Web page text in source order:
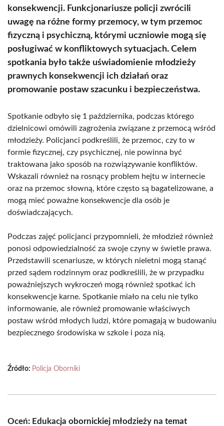
konsekwencji. Funkcjonariusze policji zwrócili
uwagę na różne formy przemocy, w tym przemoc
fizyczną i psychiczną, którymi uczniowie mogą się
posługiwać w konfliktowych sytuacjach. Celem
spotkania było także uświadomienie młodzieży
prawnych konsekwencji ich działań oraz
promowanie postaw szacunku i bezpieczeństwa.
Spotkanie odbyło się 1 października, podczas którego
dzielnicowi omówili zagrożenia związane z przemocą wśród
młodzieży. Policjanci podkreślili, że przemoc, czy to w
formie fizycznej, czy psychicznej, nie powinna być
traktowana jako sposób na rozwiązywanie konfliktów.
Wskazali również na rosnący problem hejtu w internecie
oraz na przemoc słowną, które często są bagatelizowane, a
mogą mieć poważne konsekwencje dla osób je
doświadczających.
Podczas zajęć policjanci przypomnieli, że młodzież również
ponosi odpowiedzialność za swoje czyny w świetle prawa.
Przedstawili scenariusze, w których nieletni mogą stanąć
przed sądem rodzinnym oraz podkreślili, że w przypadku
poważniejszych wykroczeń mogą również spotkać ich
konsekwencje karne. Spotkanie miało na celu nie tylko
informowanie, ale również promowanie właściwych
postaw wśród młodych ludzi, które pomagają w budowaniu
bezpiecznego środowiska w szkole i poza nią.
Źródło: Policja Oborniki
Oceń: Edukacja obornickiej młodzieży na temat